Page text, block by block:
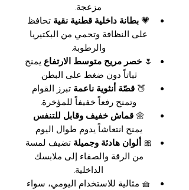
مزعجة.
💗 بطانة داخلية قطنية نقية تحافظ
على النظافة وتحمي من البكتيريا
والرطوبة.
🌷خصر مريح متوسط الارتفاع يمنح
ثباتاً دون ضغط على البطن.
🍑قصّة أنثوية ناعمة تبرز القوام
وتمنح رفعاً خفيفاً للمؤخرة.
🌼قماش خفيف وقابل للتنفس
يمنح انتعاشاً يدوم طوال اليوم.
🎀ألوان هادئة وجميلة تضيف لمسة
من الرقة والصفاء إلى ملابسك
الداخلية.
🧺 مثالية للاستخدام اليومي، سواء